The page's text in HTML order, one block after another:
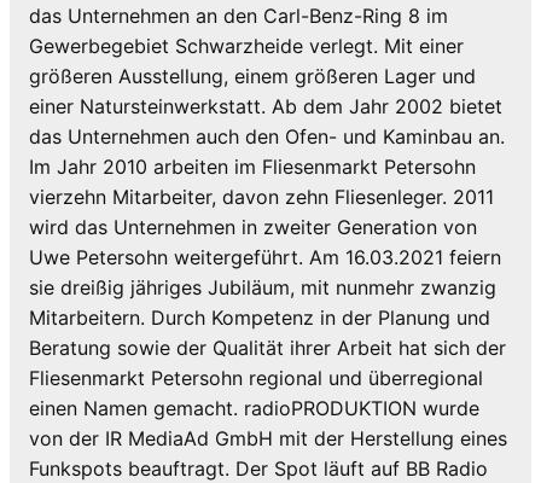
das Unternehmen an den Carl-Benz-Ring 8 im
Gewerbegebiet Schwarzheide verlegt. Mit einer
größeren Ausstellung, einem größeren Lager und
einer Natursteinwerkstatt. Ab dem Jahr 2002 bietet
das Unternehmen auch den Ofen- und Kaminbau an.
Im Jahr 2010 arbeiten im Fliesenmarkt Petersohn
vierzehn Mitarbeiter, davon zehn Fliesenleger. 2011
wird das Unternehmen in zweiter Generation von
Uwe Petersohn weitergeführt. Am 16.03.2021 feiern
sie dreißig jähriges Jubiläum, mit nunmehr zwanzig
Mitarbeitern. Durch Kompetenz in der Planung und
Beratung sowie der Qualität ihrer Arbeit hat sich der
Fliesenmarkt Petersohn regional und überregional
einen Namen gemacht. radioPRODUKTION wurde
von der IR MediaAd GmbH mit der Herstellung eines
Funkspots beauftragt. Der Spot läuft auf BB Radio